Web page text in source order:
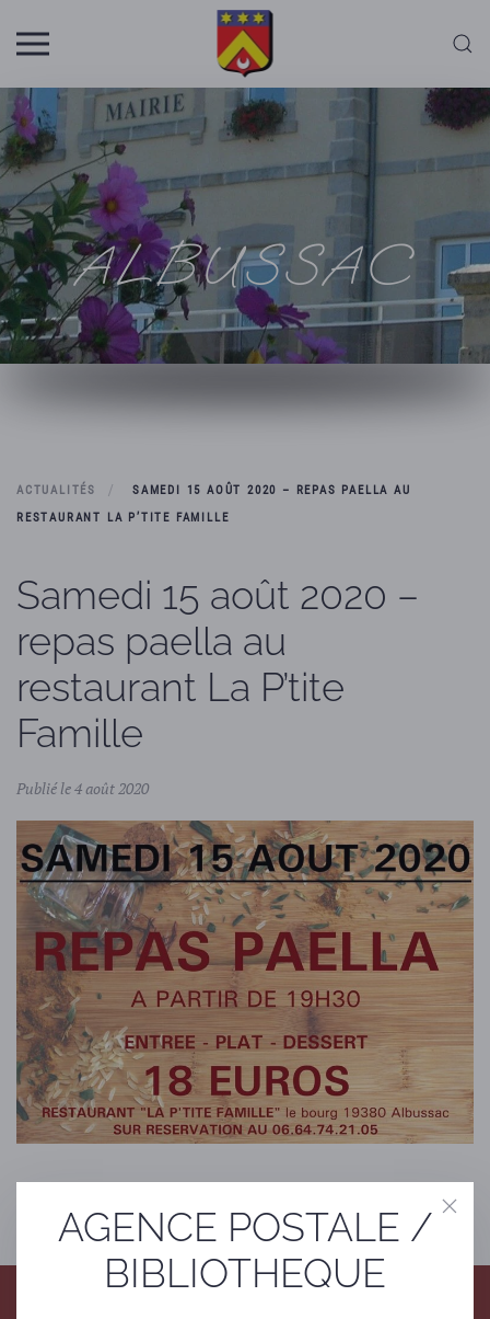
Skip to main content
ALBUSSAC
ACTUALITÉS
SAMEDI 15 AOÛT 2020 – REPAS PAELLA AU
RESTAURANT LA P’TITE FAMILLE
Samedi 15 août 2020 –
repas paella au
restaurant La P’tite
Famille
Publié le 4 août 2020
SUIVANT
AGENCE POSTALE /
BIBLIOTHEQUE